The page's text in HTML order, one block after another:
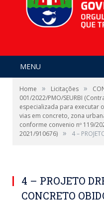
MENU
Home » Licitações »
001/2022/PMO/SEURBI
especializada para executar
vias em concreto, zona
conforme convenio nº 119/
2021/910676) » 4 –
4 – PROJETO
CONCRETO